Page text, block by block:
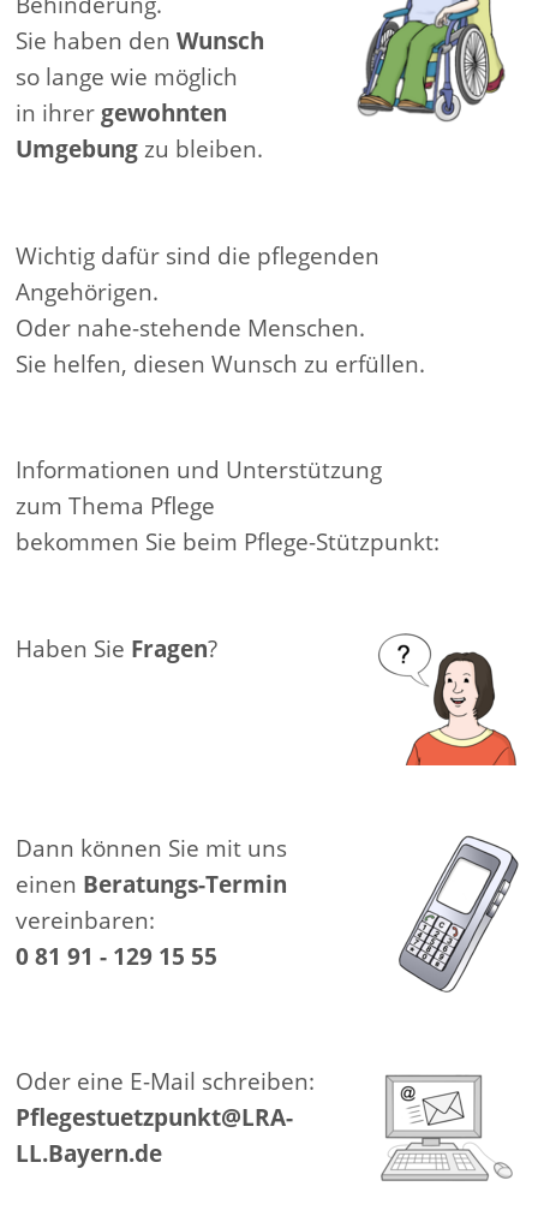
Sie haben denWunsch
so lange wie möglich
in ihrergewohnten
Umgebungzu bleiben.
Wichtig dafür sind die pflegenden
Angehörigen.
Oder nahe-stehende Menschen.
Sie helfen, diesen Wunsch zu erfüllen.
Informationen und Unterstützung
zum Thema Pflege
bekommen Sie beim Pflege-Stützpunkt:
Haben Sie Fragen?
Dann können Sie mit uns
einen Beratungs-Termin
vereinbaren:
0 81 91 - 129 15 55
Oder eine E-Mail schreiben:
Pflegestuetzpunkt@LRA-
LL.Bayern.de